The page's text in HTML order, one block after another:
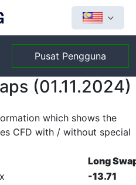
Pusat Pengguna
(01.11.2024)
which shows the
CFD with / without special
Long
-13.71